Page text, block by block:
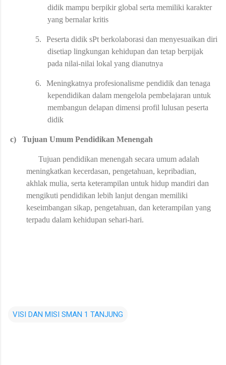
didik mampu berpikir global serta memiliki karakter
yang bernalar kritis
5.
Peserta didik sPt berkolaborasi dan menyesuaikan diri
disetiap lingkungan kehidupan dan tetap berpijak
pada nilai-nilai lokal yang dianutnya
6.
Meningkatnya profesionalisme pendidik dan tenaga
kependidikan dalam mengelola pembelajaran untuk
membangun delapan dimensi profil lulusan peserta
didik
c) Tujuan Umum Pendidikan Menengah
Tujuan pendidikan menengah secara umum adalah
meningkatkan kecerdasan, pengetahuan, kepribadian,
akhlak mulia, serta keterampilan untuk hidup mandiri dan
mengikuti pendidikan lebih lanjut dengan memiliki
keseimbangan sikap, pengetahuan, dan keterampilan yang
terpadu dalam kehidupan sehari-hari.
VISI DAN MISI SMAN 1 TANJUNG